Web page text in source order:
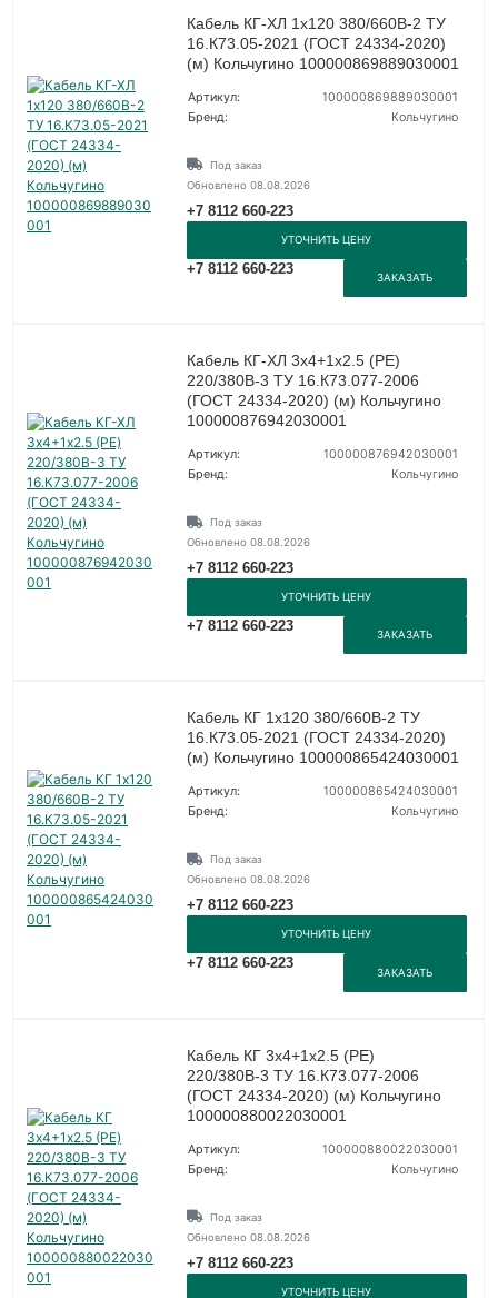
Кабель КГ-ХЛ 1х120 380/660В-2 ТУ
16.К73.05-2021 (ГОСТ 24334-2020)
(м) Кольчугино 100000869889030001
Артикул:
100000869889030001
Бренд:
Кольчугино
Под заказ
Обновлено 08.08.2026
+7 8112 660-223
УТОЧНИТЬ ЦЕНУ
+7 8112 660-223
ЗАКАЗАТЬ
Кабель КГ-ХЛ 3х4+1х2.5 (PE)
220/380В-3 ТУ 16.К73.077-2006
(ГОСТ 24334-2020) (м) Кольчугино
100000876942030001
Артикул:
100000876942030001
Бренд:
Кольчугино
Под заказ
Обновлено 08.08.2026
+7 8112 660-223
УТОЧНИТЬ ЦЕНУ
+7 8112 660-223
ЗАКАЗАТЬ
Кабель КГ 1х120 380/660В-2 ТУ
16.К73.05-2021 (ГОСТ 24334-2020)
(м) Кольчугино 100000865424030001
Артикул:
100000865424030001
Бренд:
Кольчугино
Под заказ
Обновлено 08.08.2026
+7 8112 660-223
УТОЧНИТЬ ЦЕНУ
+7 8112 660-223
ЗАКАЗАТЬ
Кабель КГ 3х4+1х2.5 (PE)
220/380В-3 ТУ 16.К73.077-2006
(ГОСТ 24334-2020) (м) Кольчугино
100000880022030001
Артикул:
100000880022030001
Бренд:
Кольчугино
Под заказ
Обновлено 08.08.2026
+7 8112 660-223
УТОЧНИТЬ ЦЕНУ